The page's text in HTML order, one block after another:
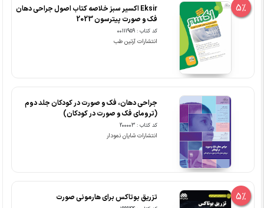
5%
Eksir اکسیر سبز خلاصه کتاب اصول جراحی دهان
فک و صورت پیترسون 2023
کد کتاب : 00111959
انتشارات آرتین طب
جراحی دهان، فک و صورت در کودکان جلد دوم
(ترومای فک و صورت در کودکان)
کد کتاب : 200003
انتشارات شایان نمودار
5% تزریق بوتاکس برای هارمونی صورت